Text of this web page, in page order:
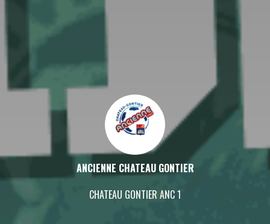
ANCIENNE CHATEAU GONTIER
CHATEAU GONTIER ANC 1